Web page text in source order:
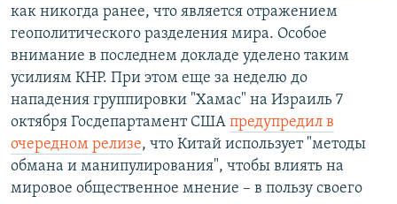
как никогда ранее, что является отражением
геополитического разделения мира. Особое
внимание в последнем докладе уделено таким
усилиям КНР. При этом еще за неделю до
нападения группировки "Хамас" на Израиль 7
октября Госдепартамент США предупредил в
очередном релизе, что Китай использует "методы
обмана и манипулирования", чтобы влиять на
мировое общественное мнение – в пользу своего